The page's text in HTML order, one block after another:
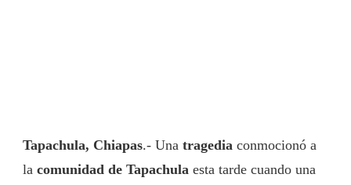
Tapachula, Chiapas.- Una tragedia conmocionó a
la comunidad de Tapachula esta tarde cuando una